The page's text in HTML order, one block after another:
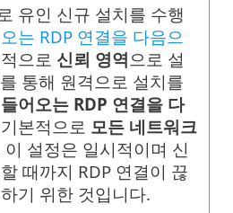
유인 신규 설치를 수행
는 RDP 연결을 다음으
으로 신뢰 영역으로 설
통해 원격으로 설치를
들어오는 RDP 연결을 다
본적으로 모든 네트워크
설정은 일시적이며 신
때까지 RDP 연결이 끊
기 위한 것입니다.